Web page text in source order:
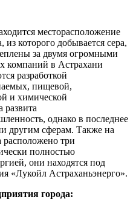
месторасположение
из которого добывается сера,
за двумя огромными
компаний в Астрахани
разработкой
пищевой,
и химической
развита
однако в последнее
другим сферам. Также на
расположено три
полностью
они находятся под
«Лукойл Астраханьэнерго».
города: